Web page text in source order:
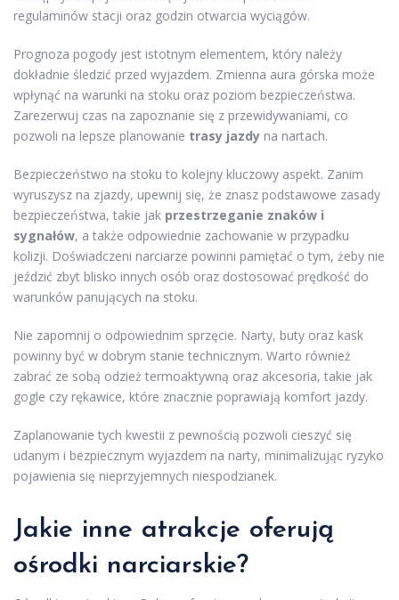
regulaminów stacji oraz godzin otwarcia wyciągów.
Prognoza pogody jest istotnym elementem, który należy
dokładnie śledzić przed wyjazdem. Zmienna aura górska może
wpłynąć na warunki na stoku oraz poziom bezpieczeństwa.
Zarezerwuj czas na zapoznanie się z przewidywaniami, co
pozwoli na lepsze planowanie trasy jazdy na nartach.
Bezpieczeństwo na stoku to kolejny kluczowy aspekt. Zanim
wyruszysz na zjazdy, upewnij się, że znasz podstawowe zasady
bezpieczeństwa, takie jak przestrzeganie znaków i
sygnałów, a także odpowiednie zachowanie w przypadku
kolizji. Doświadczeni narciarze powinni pamiętać o tym, żeby nie
jeździć zbyt blisko innych osób oraz dostosować prędkość do
warunków panujących na stoku.
Nie zapomnij o odpowiednim sprzęcie. Narty, buty oraz kask
powinny być w dobrym stanie technicznym. Warto również
zabrać ze sobą odzież termoaktywną oraz akcesoria, takie jak
gogle czy rękawice, które znacznie poprawiają komfort jazdy.
Zaplanowanie tych kwestii z pewnością pozwoli cieszyć się
udanym i bezpiecznym wyjazdem na narty, minimalizując ryzyko
pojawienia się nieprzyjemnych niespodzianek.
Jakie inne atrakcje oferują
ośrodki narciarskie?